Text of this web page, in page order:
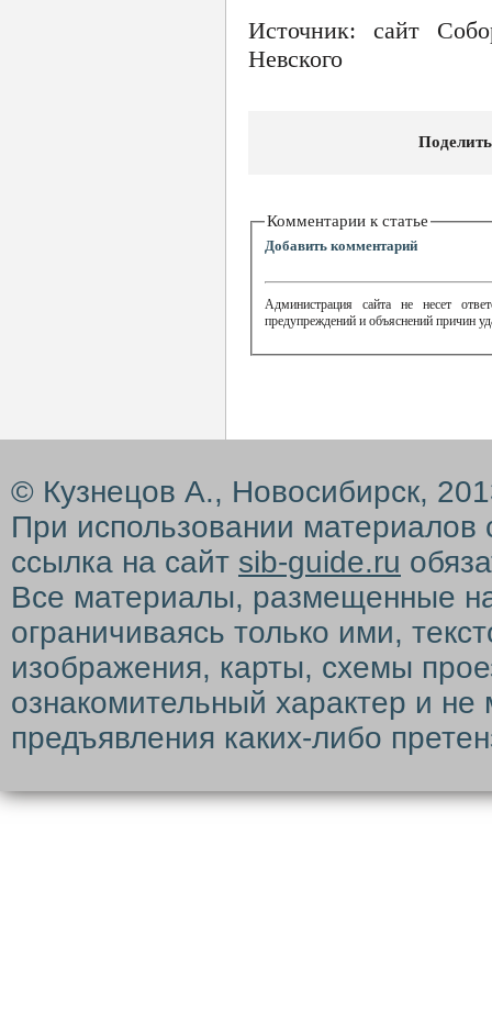
Источник: сайт
Невского
Комментарии к статье
Добавить комментарий
Администрация сайта не несет
предупреждений и объяснений причин
© Кузнецов А., Новосибирск,
При использовании материалов
ссылка на сайт sib-guide.ru
Все материалы, размещенные
ограничиваясь только ими,
изображения, карты, схемы
ознакомительный характер и
предъявления каких-либо